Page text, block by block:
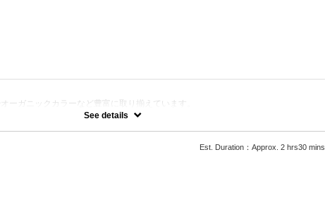
ーガニックカラーなど豊富に取り揃えています。
択をさせて頂きます。See details
Est. Duration：Approx. 2 hrs30 mins